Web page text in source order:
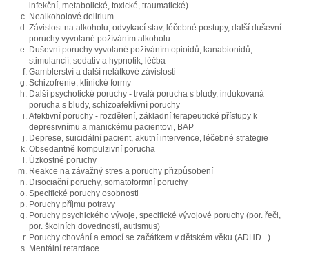
infekční, metabolické, toxické, traumatické)
Nealkoholové delirium
Závislost na alkoholu, odvykací stav, léčebné postupy, další duševní
poruchy vyvolané požíváním alkoholu
Duševní poruchy vyvolané požíváním opioidů, kanabionidů,
stimulancií, sedativ a hypnotik, léčba
Gamblerství a další nelátkové závislosti
Schizofrenie, klinické formy
Další psychotické poruchy - trvalá porucha s bludy, indukovaná
porucha s bludy, schizoafektivní poruchy
Afektivní poruchy - rozdělení, základní terapeutické přístupy k
depresivnímu a manickému pacientovi, BAP
Deprese, suicidální pacient, akutní intervence, léčebné strategie
Obsedantně kompulzivní porucha
Úzkostné poruchy
Reakce na závažný stres a poruchy přizpůsobení
Disociační poruchy, somatoformní poruchy
Specifické poruchy osobnosti
Poruchy příjmu potravy
Poruchy psychického vývoje, specifické vývojové poruchy (por. řeči,
por. školních dovedností, autismus)
Poruchy chování a emocí se začátkem v dětském věku (ADHD...)
Mentální retardace